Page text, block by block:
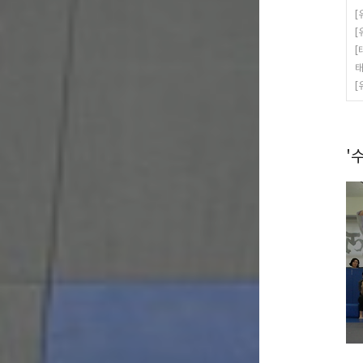
[
[
[
[
'